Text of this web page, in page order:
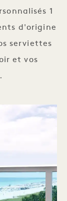
1
d'origine
serviettes
et vos